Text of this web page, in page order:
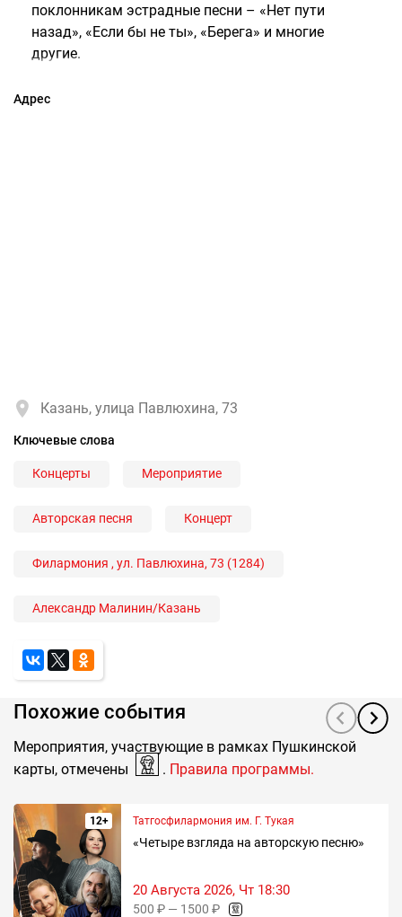
поклонникам эстрадные песни – «Нет пути
назад», «Если бы не ты», «Берега» и многие
другие.
Адрес
Казань, улица Павлюхина, 73
Ключевые слова
Концерты Мероприятие
Авторская песня Концерт
Филармония , ул. Павлюхина, 73 (1284)
Александр Малинин/Казань
Похожие события
Мероприятия, участвующие в рамках Пушкинской
карты, отмечены
. Правила программы.
12+ Татгосфилармония им. Г. Тукая
«Четыре взгляда на авторскую песню»
20 Августа 2026, Чт 18:30
500 ₽ — 1500 ₽